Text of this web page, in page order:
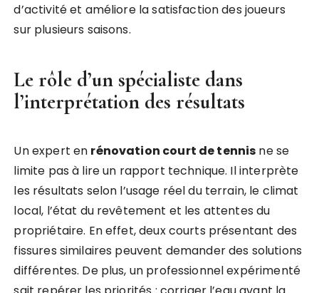
d’activité et améliore la satisfaction des joueurs
sur plusieurs saisons.
Le rôle d’un spécialiste dans
l’interprétation des résultats
Un expert en rénovation court de tennis ne se
limite pas à lire un rapport technique. Il interprète
les résultats selon l’usage réel du terrain, le climat
local, l’état du revêtement et les attentes du
propriétaire. En effet, deux courts présentant des
fissures similaires peuvent demander des solutions
différentes. De plus, un professionnel expérimenté